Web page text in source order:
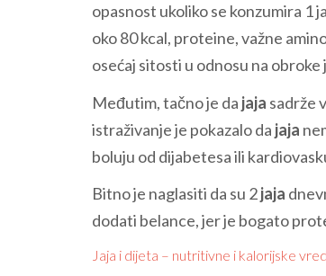
opasnost ukoliko se konzumira 1
oko 80 kcal, proteine, važne
osećaj sitosti u odnosu na
Međutim, tačno je da jaja sadrže
istraživanje je pokazalo da jaja
boluju od dijabetesa ili
Bitno je naglasiti da su 2jaja
dodati belance, jer je bogato
Jaja i dijeta – nutritivne i kalorijske